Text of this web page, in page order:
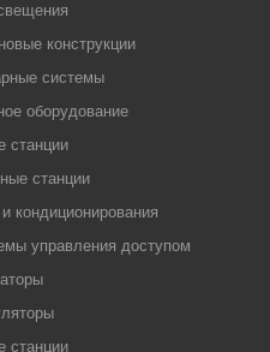
конструкции
системы
оборудование
станции
станции
кондиционирования
управления доступом
станции